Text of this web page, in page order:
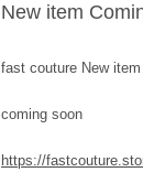
New item
fast couture New item
coming soon
https://